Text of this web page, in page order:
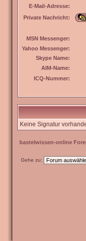
E-Mail-Adresse:
Private Nachricht:
MSN Messenger:
Yahoo Messenger:
Skype Name:
AIM-Name:
ICQ-Nummer:
Keine Signatur
bastelwissen-online
Gehe zu: